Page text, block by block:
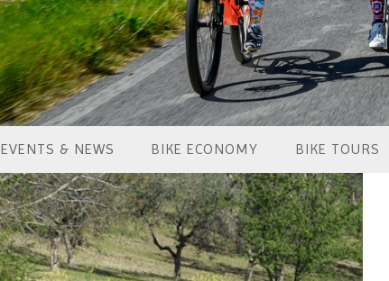
EVENTS & NEWS BIKE ECONOMY BIKE TOURS